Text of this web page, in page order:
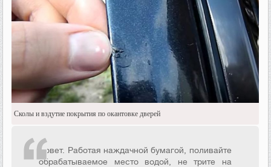
Сколы и вздутие покрытия по окантовке дверей
Совет. Работая наждачной бумагой, поливайте
обрабатываемое место водой, не трите на